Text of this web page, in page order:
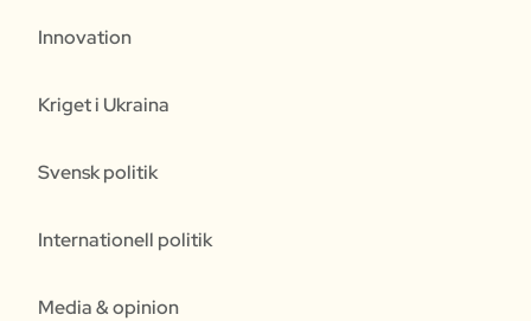
Innovation
Kriget i Ukraina
Svensk politik
Internationell politik
Media & opinion